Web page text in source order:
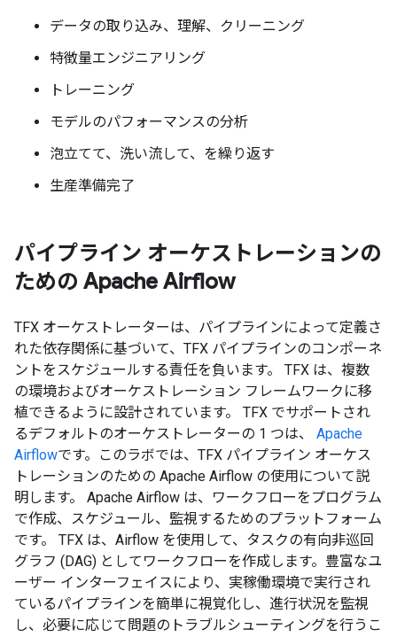
データの取り込み、理解、クリーニング
特徴量エンジニアリング
トレーニング
モデルのパフォーマンスの分析
泡立てて、洗い流して、を繰り返す
生産準備完了
パイプライン オーケストレーションの
ための Apache Airflow
TFX オーケストレーターは、パイプラインによって定義さ
れた依存関係に基づいて、TFX パイプラインのコンポーネ
ントをスケジュールする責任を負います。 TFX は、複数
の環境およびオーケストレーション フレームワークに移
植できるように設計されています。 TFX でサポートされ
るデフォルトのオーケストレーターの 1 つは、 Apache
Airflowです。このラボでは、TFX パイプライン オーケス
トレーションのための Apache Airflow の使用について説
明します。 Apache Airflow は、ワークフローをプログラム
で作成、スケジュール、監視するためのプラットフォーム
です。 TFX は、Airflow を使用して、タスクの有向非巡回
グラフ (DAG) としてワークフローを作成します。豊富なユ
ーザー インターフェイスにより、実稼働環境で実行され
ているパイプラインを簡単に視覚化し、進行状況を監視
し、必要に応じて問題のトラブルシューティングを行うこ